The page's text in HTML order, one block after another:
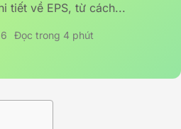
tiết về EPS, từ cách...
Đọc trong 4 phút